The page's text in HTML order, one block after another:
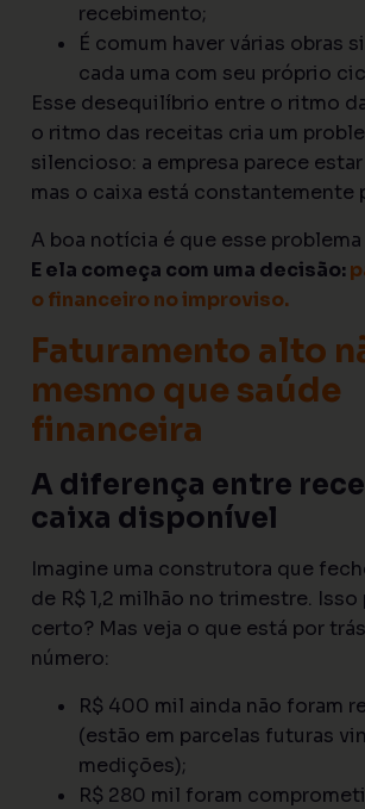
recebimento;
É comum haver várias obras
cada uma com seu próprio
Esse desequilíbrio entre o ritmo
o ritmo das receitas cria um
silencioso: a empresa parece
mas o caixa está constantemente
A boa notícia é que esse
E ela começa com uma decisão:
o financeiro no improviso.
Faturamento alto
mesmo que saúde
financeira
A diferença entre
caixa disponível
Imagine uma construtora que
de R$ 1,2 milhão no trimestre.
certo? Mas veja o que está por
número:
R$ 400 mil ainda não foram
(estão em parcelas futuras
medições);
R$ 280 mil foram